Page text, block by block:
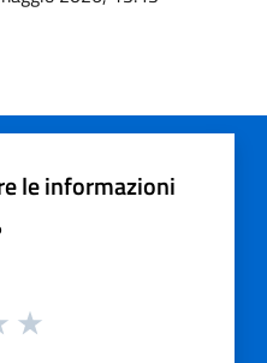
le informazioni